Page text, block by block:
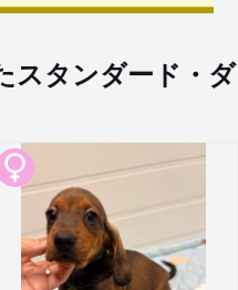
スタンダード・ダ